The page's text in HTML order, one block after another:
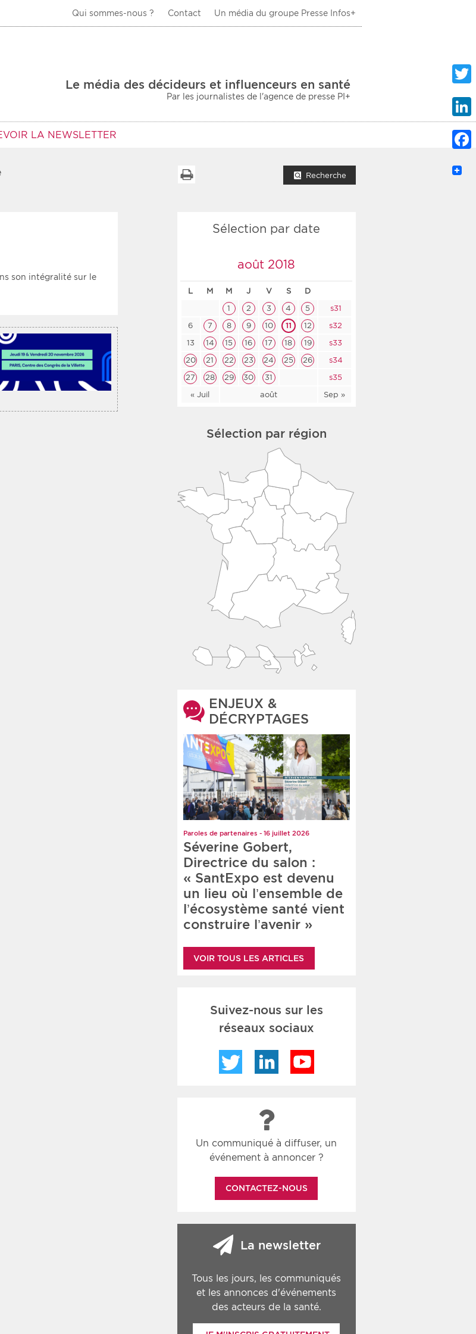
Qui sommes-nous ? Contact Un média du groupe Presse Infos+
Le média des décideurs et influenceurs en santé
Par les journalistes de l'agence de presse PI+
LA NEWSLETTER
Les deux
une date de débutChoisir une date de fin Chronologique
Inversé
Recherche
son intégralité sur le
Sélection par date
août 2018
L M M J V S D
« Juil août Sep »
1 2 3 4 5
s31
6
7 8 9 10 11 12
s32
13
14 15 16 17 18 19
s33
20
21 22 23 24 25 26
s34
27
28 29 30 31 s35
Sélection par région
ENJEUX &
DÉCRYPTAGES
Paroles de partenaires - 16 juillet 2026
Séverine Gobert,
Directrice du salon :
« SantExpo est devenu
un lieu où l’ensemble de
l’écosystème santé vient
construire l’avenir »
VOIR TOUS LES ARTICLES
Suivez-nous sur les
réseaux sociaux
Twitter LinkedIn
Un communiqué à diffuser, un
événement à annoncer ?
CONTACTEZ-NOUS
La newsletter
Tous les jours, les communiqués
et les annonces d'événements
des acteurs de la santé.